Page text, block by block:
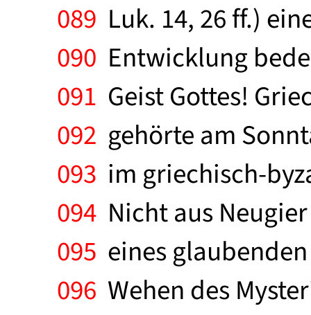
089 Luk. 14, 26 ff.)
090 Entwicklung
091 Geist Gottes!
092 gehörte am
093 im griechisch-
094 Nicht aus
095 eines
096 Wehen des